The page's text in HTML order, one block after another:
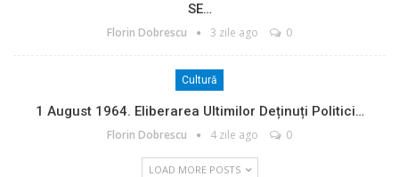
SE…
Florin Dobrescu 3 zile ago 0
Cultură
1 August 1964. Eliberarea Ultimilor Deținuți Politici…
Florin Dobrescu 4 zile ago 0
LOAD MORE POSTS